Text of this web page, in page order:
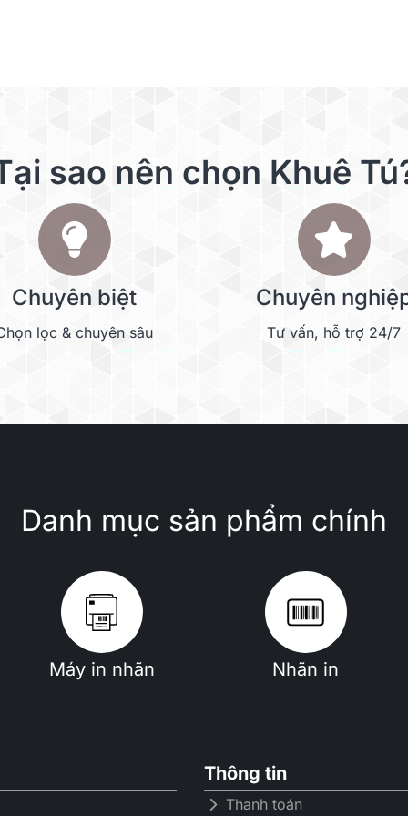
sao nên chọn Khuê
Chuyên biệt
lọc & chuyên sâu
Chuyên
Tư vấn, hỗ trợ 24/7
Danh mục sản phẩm chính
Máy in nhãn Nhãn in
Thông tin
Thanh toán